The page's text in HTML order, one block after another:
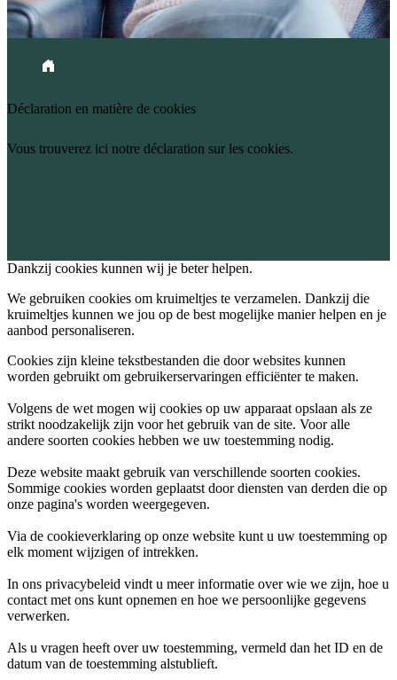
Fil d'Ariane
Accueil
Déclaration en matière de cookies
Vous trouverez ici notre déclaration sur les cookies.
Dankzij cookies kunnen wij je beter helpen.
We gebruiken cookies om kruimeltjes te verzamelen. Dankzij die
kruimeltjes kunnen we jou op de best mogelijke manier helpen en je
aanbod personaliseren.
Cookies zijn kleine tekstbestanden die door websites kunnen
worden gebruikt om gebruikerservaringen efficiënter te maken.
Volgens de wet mogen wij cookies op uw apparaat opslaan als ze
strikt noodzakelijk zijn voor het gebruik van de site. Voor alle
andere soorten cookies hebben we uw toestemming nodig.
Deze website maakt gebruik van verschillende soorten cookies.
Sommige cookies worden geplaatst door diensten van derden die op
onze pagina's worden weergegeven.
Via de cookieverklaring op onze website kunt u uw toestemming op
elk moment wijzigen of intrekken.
In ons privacybeleid vindt u meer informatie over wie we zijn, hoe u
contact met ons kunt opnemen en hoe we persoonlijke gegevens
verwerken.
Als u vragen heeft over uw toestemming, vermeld dan het ID en de
datum van de toestemming alstublieft.